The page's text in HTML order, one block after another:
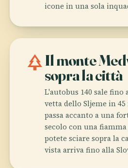
icone in una sola
parkIl monte
sopra la città
L'autobus 140 sale fino
vetta dello Sljeme in
passa accanto a una
secolo con una
potete sciare sopra la
vista arriva fino alla